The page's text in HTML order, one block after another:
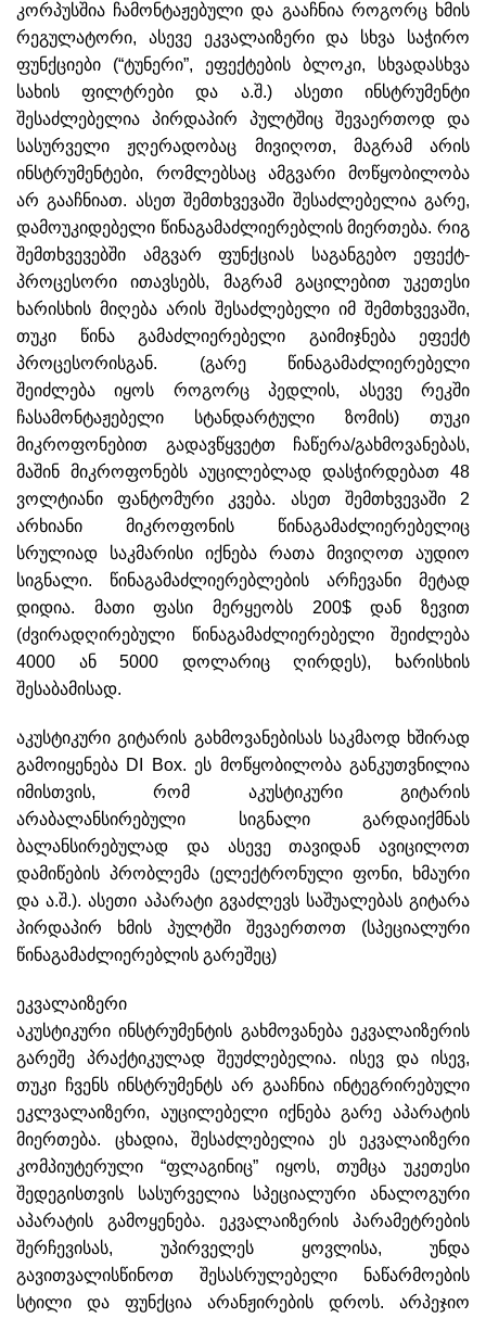
კორპუსშია ჩამონტაჟებული და გააჩნია როგორც ხმის
რეგულატორი, ასევე ეკვალაიზერი და სხვა საჭირო
ფუნქციები (“ტუნერი”, ეფექტების ბლოკი, სხვადასხვა
სახის ფილტრები და ა.შ.) ასეთი ინსტრუმენტი
შესაძლებელია პირდაპირ პულტშიც შევაერთოდ და
სასურველი ჟღერადობაც მივიღოთ, მაგრამ არის
ინსტრუმენტები, რომლებსაც ამგვარი მოწყობილობა
არ გააჩნიათ. ასეთ შემთხვევაში შესაძლებელია გარე,
დამოუკიდებელი წინაგამაძლიერებლის მიერთება. რიგ
შემთხვევებში ამგვარ ფუნქციას საგანგებო ეფექტ-
პროცესორი ითავსებს, მაგრამ გაცილებით უკეთესი
ხარისხის მიღება არის შესაძლებელი იმ შემთხვევაში,
თუკი წინა გამაძლიერებელი გაიმიჯნება ეფექტ
პროცესორისგან. (გარე წინაგამაძლიერებელი
შეიძლება იყოს როგორც პედლის, ასევე რეკში
ჩასამონტაჟებელი სტანდარტული ზომის) თუკი
მიკროფონებით გადავწყვეტთ ჩაწერა/გახმოვანებას,
მაშინ მიკროფონებს აუცილებლად დასჭირდებათ 48
ვოლტიანი ფანტომური კვება. ასეთ შემთხვევაში 2
არხიანი მიკროფონის წინაგამაძლიერებელიც
სრულიად საკმარისი იქნება რათა მივიღოთ აუდიო
სიგნალი. წინაგამაძლიერებლების არჩევანი მეტად
დიდია. მათი ფასი მერყეობს 200$ დან ზევით
(ძვირადღირებული წინაგამაძლიერებელი შეიძლება
4000 ან 5000 დოლარიც ღირდეს), ხარისხის
შესაბამისად.
აკუსტიკური გიტარის გახმოვანებისას საკმაოდ ხშირად
გამოიყენება DI Box. ეს მოწყობილობა განკუთვნილია
იმისთვის, რომ აკუსტიკური გიტარის
არაბალანსირებული სიგნალი გარდაიქმნას
ბალანსირებულად და ასევე თავიდან ავიცილოთ
დამიწების პრობლემა (ელექტრონული ფონი, ხმაური
და ა.შ.). ასეთი აპარატი გვაძლევს საშუალებას გიტარა
პირდაპირ ხმის პულტში შევაერთოთ (სპეციალური
წინაგამაძლიერებლის გარეშეც)
ეკვალაიზერი
აკუსტიკური ინსტრუმენტის გახმოვანება ეკვალაიზერის
გარეშე პრაქტიკულად შეუძლებელია. ისევ და ისევ,
თუკი ჩვენს ინსტრუმენტს არ გააჩნია ინტეგრირებული
ეკლვალაიზერი, აუცილებელი იქნება გარე აპარატის
მიერთება. ცხადია, შესაძლებელია ეს ეკვალაიზერი
კომპიუტერული “ფლაგინიც” იყოს, თუმცა უკეთესი
შედეგისთვის სასურველია სპეციალური ანალოგური
აპარატის გამოყენება. ეკვალაიზერის პარამეტრების
შერჩევისას, უპირველეს ყოვლისა, უნდა
გავითვალისწინოთ შესასრულებელი ნაწარმოების
სტილი და ფუნქცია არანჟირების დროს. არპეჯიო